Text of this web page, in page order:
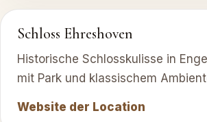
Schloss Ehreshoven
Historische Schlosskulisse in
mit Park und klassischem
Website der Location